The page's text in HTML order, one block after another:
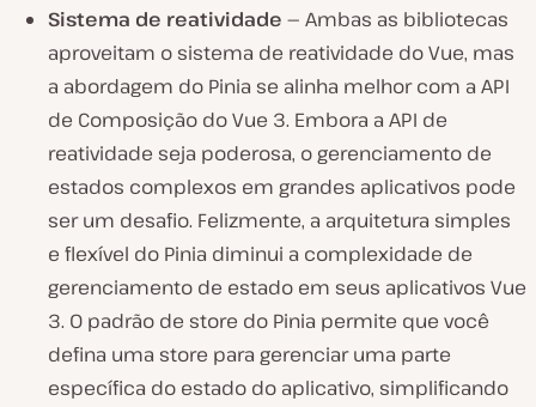
Sistema de reatividade — Ambas as bibliotecas
aproveitam o sistema de reatividade do Vue, mas
a abordagem do Pinia se alinha melhor com a API
de Composição do Vue 3. Embora a API de
reatividade seja poderosa, o gerenciamento de
estados complexos em grandes aplicativos pode
ser um desafio. Felizmente, a arquitetura simples
e flexível do Pinia diminui a complexidade de
gerenciamento de estado em seus aplicativos Vue
3. O padrão de store do Pinia permite que você
defina uma store para gerenciar uma parte
específica do estado do aplicativo, simplificando